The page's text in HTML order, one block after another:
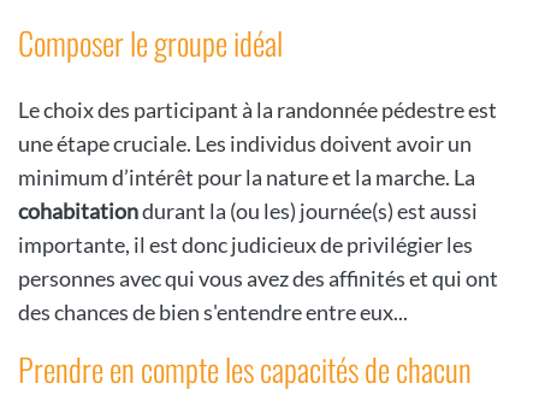
Composer le groupe idéal
Le choix des participant à la randonnée pédestre est
une étape cruciale. Les individus doivent avoir un
minimum d’intérêt pour la nature et la marche. La
cohabitationdurant la (ou les) journée(s) est aussi
importante, il est donc judicieux de privilégier les
personnes avec qui vous avez des affinités et qui ont
des chances de bien s'entendre entre eux...
Prendre en compte les capacités de chacun